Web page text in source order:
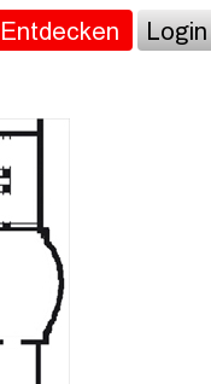
Entdecken Login